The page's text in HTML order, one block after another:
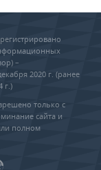
–
2020 г. (ранее
г.)
только с
сайта и
полном